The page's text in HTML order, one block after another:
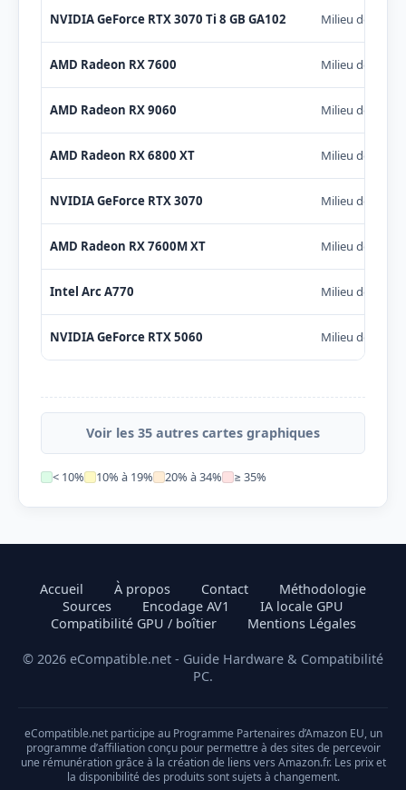
NVIDIA GeForce RTX 3070 Ti 8 GB GA102 Milieu de
AMD Radeon RX 7600 Milieu de
AMD Radeon RX 9060 Milieu de
AMD Radeon RX 6800 XT Milieu de
NVIDIA GeForce RTX 3070 Milieu de
AMD Radeon RX 7600M XT Milieu de
Intel Arc A770 Milieu de
NVIDIA GeForce RTX 5060 Milieu de
Voir les 35 autres cartes graphiques
< 10% 10% à 19% 20% à 34% ≥ 35%
Accueil À propos Contact
Méthodologie
Sources
Encodage AV1
IA locale GPU
Compatibilité GPU / boîtier
Mentions Légales
© 2026 eCompatible.net - Guide Hardware & Compatibilité
PC.
eCompatible.net participe au Programme Partenaires d’Amazon EU, un
programme d’affiliation conçu pour permettre à des sites de percevoir
une rémunération grâce à la création de liens vers Amazon.fr. Les prix et
la disponibilité des produits sont sujets à changement.